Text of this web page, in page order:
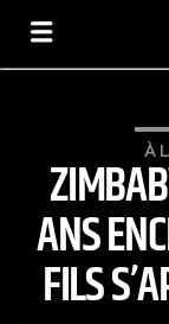
À
ANS
FILS